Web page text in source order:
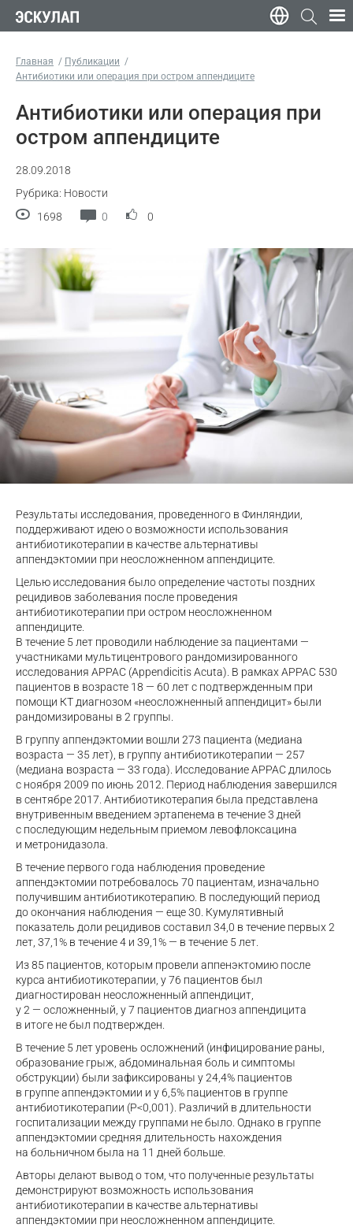
Главная
Публикации
Антибиотики или операция при остром аппендиците
Антибиотики или операция при
остром аппендиците
28.09.2018
Рубрика: Новости
1698
0 0
Результаты исследования, проведенного в Финляндии,
поддерживают идею о возможности использования
антибиотикотерапии в качестве альтернативы
аппендэктомии при неосложненном аппендиците.
Целью исследования было определение частоты поздних
рецидивов заболевания после проведения
антибиотикотерапии при остром неосложненном
аппендиците.
В течение 5 лет проводили наблюдение за пациентами —
участниками мультицентрового рандомизированного
исследования APPAC (Appendicitis Acuta). В рамках APPAC 530
пациентов в возрасте 18 — 60 лет с подтвержденным при
помощи КТ диагнозом «неосложненный аппендицит» были
рандомизированы в 2 группы.
В группу аппендэктомии вошли 273 пациента (медиана
возраста — 35 лет), в группу антибиотикотерапии — 257
(медиана возраста — 33 года). Исследование APPAC длилось
с ноября 2009 по июнь 2012. Период наблюдения завершился
в сентябре 2017. Антибиотикотерапия была представлена
внутривенным введением эртапенема в течение 3 дней
с последующим недельным приемом левофлоксацина
и метронидазола.
В течение первого года наблюдения проведение
аппендэктомии потребовалось 70 пациентам, изначально
получившим антибиотикотерапию. В последующий период
до окончания наблюдения — еще 30. Кумулятивный
показатель доли рецидивов составил 34,0 в течение первых 2
лет, 37,1% в течение 4 и 39,1% — в течение 5 лет.
Из 85 пациентов, которым провели аппенэктомию после
курса антибиотикотерапии, у 76 пациентов был
диагностирован неосложненный аппендицит,
у 2 — осложненный, у 7 пациентов диагноз аппендицита
в итоге не был подтвержден.
В течение 5 лет уровень осложнений (инфицирование раны,
образование грыж, абдоминальная боль и симптомы
обструкции) были зафиксированы у 24,4% пациентов
в группе аппендэктомии и у 6,5% пациентов в группе
антибиотикотерапии (P<0,001). Различий в длительности
госпитализации между группами не было. Однако в группе
аппендэктомии средняя длительность нахождения
на больничном была на 11 дней больше.
Авторы делают вывод о том, что полученные результаты
демонстрируют возможность использования
антибиотикотерапии в качестве альтернативы
аппендэктомии при неосложненном аппендиците.